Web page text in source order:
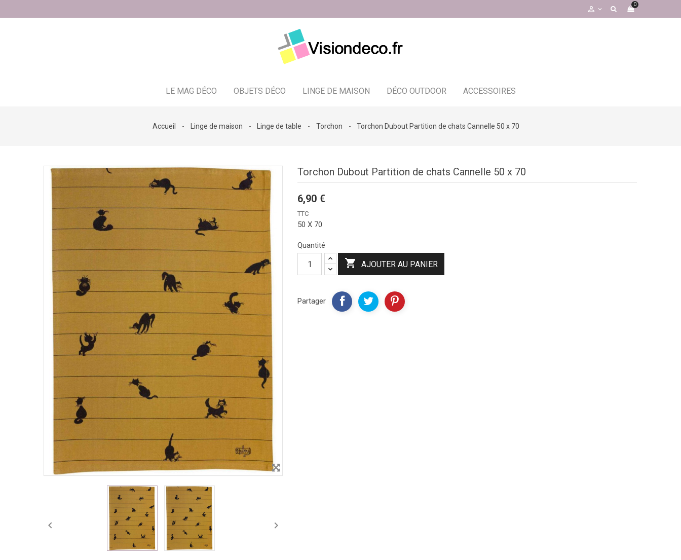

0
LE MAG DÉCO OBJETS DÉCO LINGE DE MAISON DÉCO OUTDOOR ACCESSOIRES
Accueil Linge de maison Linge de table Torchon Torchon Dubout Partition de chats Cannelle 50 x 70
 
Torchon Dubout Partition de chats Cannelle 50 x 70
6,90 €
TTC
50 X 70
Quantité
 AJOUTER AU PANIER
Partager